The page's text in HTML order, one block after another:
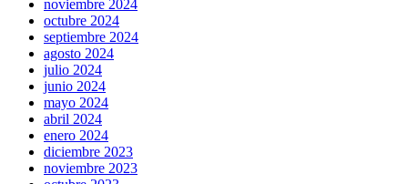
noviembre 2024
octubre 2024
septiembre 2024
agosto 2024
julio 2024
junio 2024
mayo 2024
abril 2024
enero 2024
diciembre 2023
noviembre 2023